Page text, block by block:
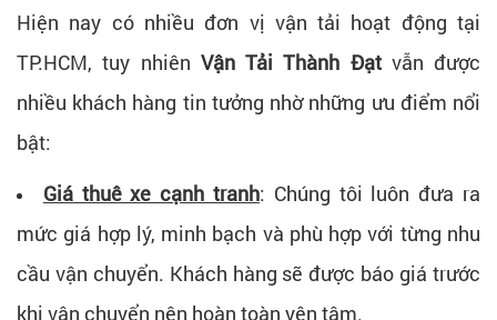
Hiện nay có nhiều đơn vị vận tải hoạt động tại
TP.HCM, tuy nhiên Vận Tải Thành Đạtvẫn được
nhiều khách hàng tin tưởng nhờ những ưu điểm nổi
bật:
Giá thuê xe cạnh tranh: Chúng tôi luôn đưa ra
mức giá hợp lý, minh bạch và phù hợp với từng nhu
cầu vận chuyển. Khách hàng sẽ được báo giá trước
khi vận chuyển nên hoàn toàn yên tâm.